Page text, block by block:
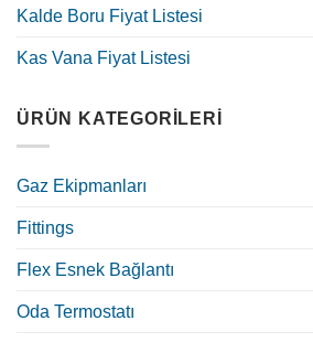
Kalde Boru Fiyat Listesi
Kas Vana Fiyat Listesi
ÜRÜN KATEGORILERI
Gaz Ekipmanları
Fittings
Flex Esnek Bağlantı
Oda Termostatı